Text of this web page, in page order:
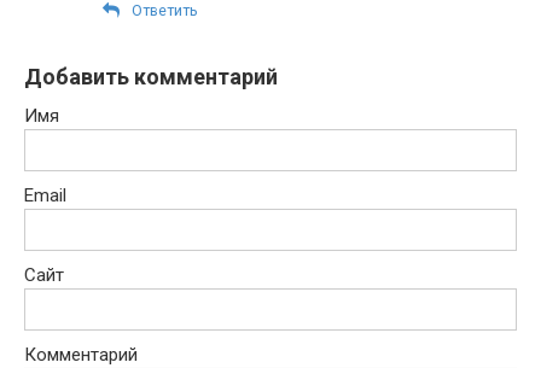
Ответить
Добавить комментарий
Имя
Email
Сайт
Комментарий